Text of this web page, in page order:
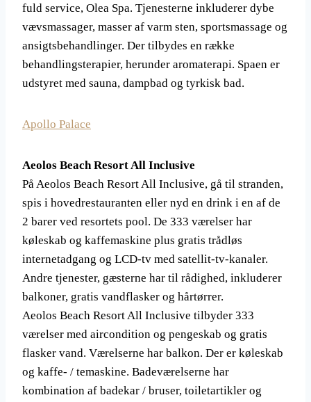
fuld service, Olea Spa. Tjenesterne inkluderer dybe
vævsmassager, masser af varm sten, sportsmassage og
ansigtsbehandlinger. Der tilbydes en række
behandlingsterapier, herunder aromaterapi. Spaen er
udstyret med sauna, dampbad og tyrkisk bad.
Apollo Palace
Aeolos Beach Resort All Inclusive
På Aeolos Beach Resort All Inclusive, gå til stranden,
spis i hovedrestauranten eller nyd en drink i en af ​​de
2 barer ved resortets pool. De 333 værelser har
køleskab og kaffemaskine plus gratis trådløs
internetadgang og LCD-tv med satellit-tv-kanaler.
Andre tjenester, gæsterne har til rådighed, inkluderer
balkoner, gratis vandflasker og hårtørrer.
Aeolos Beach Resort All Inclusive tilbyder 333
værelser med aircondition og pengeskab og gratis
flasker vand. Værelserne har balkon. Der er køleskab
og kaffe- / temaskine. Badeværelserne har
kombination af badekar / bruser, toiletartikler og